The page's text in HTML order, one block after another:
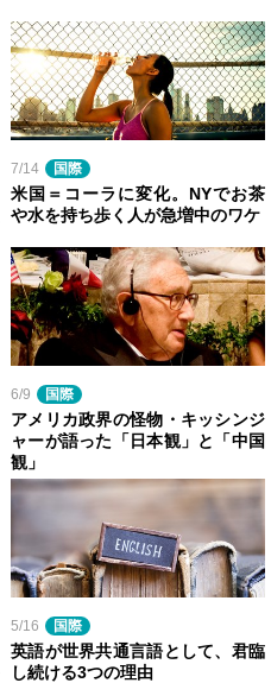
7/14 国際
米国＝コーラに変化。NYでお茶
や水を持ち歩く人が急増中のワケ
6/9 国際
アメリカ政界の怪物・キッシンジ
ャーが語った「日本観」と「中国
観」
5/16 国際
英語が世界共通言語として、君臨
し続ける3つの理由